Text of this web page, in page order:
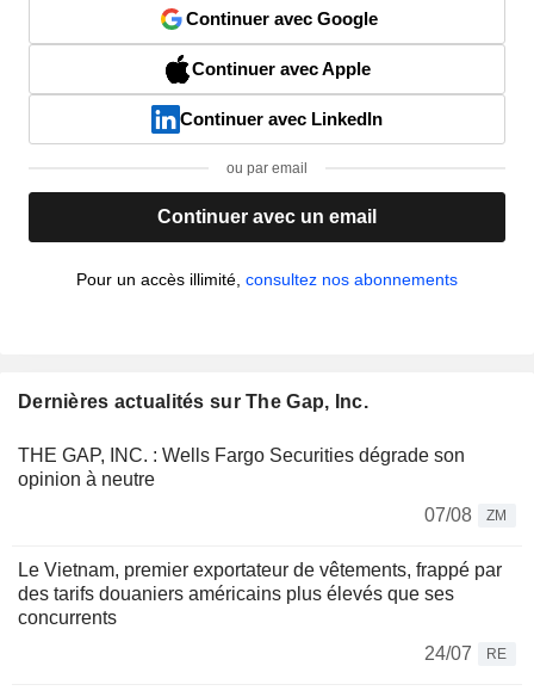
Continuer avec Google
Continuer avec Apple
Continuer avec LinkedIn
ou par email
Continuer avec un email
Pour un accès illimité, consultez nos abonnements
Dernières actualités sur The Gap, Inc.
THE GAP, INC. : Wells Fargo Securities dégrade son
opinion à neutre
07/08
ZM
Le Vietnam, premier exportateur de vêtements, frappé par
des tarifs douaniers américains plus élevés que ses
concurrents
24/07
RE